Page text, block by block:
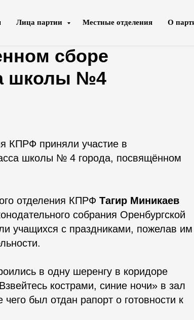
Лица партии Местные отделения О
приняли
сборе
школы №4
КПРФ приняли участие в
школы № 4 города, посвящённом
отделения КПРФ Тагир Миникаев
собрания Оренбургской
учащихся с праздниками, пожелав им
в одну шеренгу в коридоре
кострами, синие ночи» в зал
был отдан рапорт о готовности к